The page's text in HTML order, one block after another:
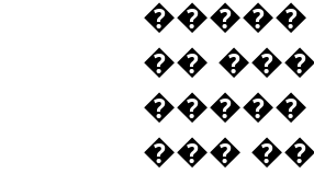
�����
��
�����
���